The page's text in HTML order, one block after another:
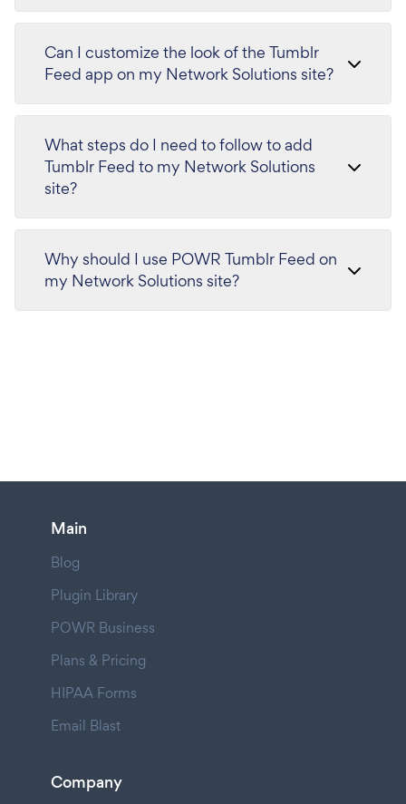
Can I customize the look of the Tumblr
Feed app on my Network Solutions site?
What steps do I need to follow to add
Tumblr Feed to my Network Solutions
site?
Why should I use POWR Tumblr Feed on
my Network Solutions site?
Main
Blog
Plugin Library
POWR Business
Plans & Pricing
HIPAA Forms
Email Blast
Company